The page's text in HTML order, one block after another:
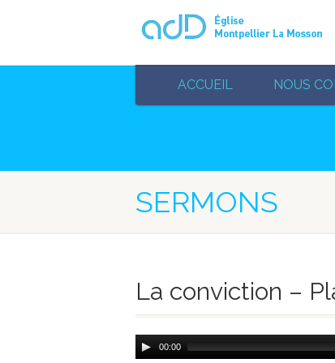
ACCUEIL NOUS
SERMONS
La conviction –
Audio
Player
00:00